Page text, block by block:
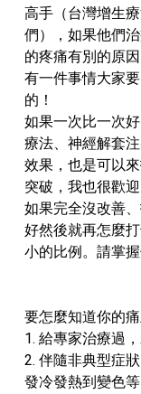
高手（台灣增生
們），如果他們
的疼痛有別的原因
有一件事情大家
的！
如果一次比一次
療法、神經解套
效果，也是可以
突破，我也很歡迎
如果完全沒改善
好然後就再怎麼
小的比例。請掌
要怎麼知道你的
1. 給專家治療過
2. 伴隨非典型症
發冷發熱到變色等